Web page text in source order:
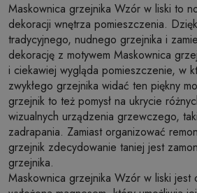
Maskownica grzejnika Wzór w liski to
dekoracji wnętrza pomieszczenia.
tradycyjnego, nudnego grzejnika i
dekorację z motywem Maskownica
i ciekawiej wygląda pomieszczenie, w
zwykłego grzejnika widać ten piękny
grzejnik to też pomysł na ukrycie
wizualnych urządzenia grzewczego,
zadrapania. Zamiast organizować
grzejnik zdecydowanie taniej jest
grzejnika.
Maskownica grzejnika Wzór w liski jest